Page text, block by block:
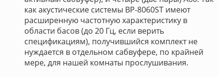
как акустические системы BP-8060ST имеют
расширенную частотную характеристику в
области басов (до 20 Гц, если верить
спецификациям), получившийся комплект не
нуждается в отдельном сабвуфере, по крайней
мере, для нашей комнаты прослушивания.